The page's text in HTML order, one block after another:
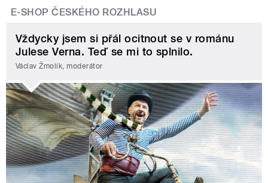
E-SHOP ČESKÉHO ROZHLASU
Vždycky jsem si přál ocitnout se v románu
Julese Verna. Teď se mi to splnilo.
Václav Žmolík, moderátor